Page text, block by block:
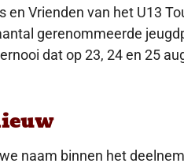
en Vrienden van het U13
gerenommeerde
dat op 23, 24 en 25
naam binnen het